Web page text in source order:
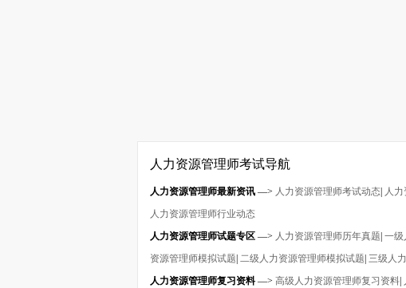
人力资源管理师考试导航
人力资源管理师最新资讯 —> 人力资源管理师考试动态 人
人力资源管理师行业动态
人力资源管理师试题专区 —> 人力资源管理师历年真题 一级
资源管理师模拟试题 二级人力资源管理师模拟试题 三级人
人力资源管理师复习资料 —> 高级人力资源管理师复习资料